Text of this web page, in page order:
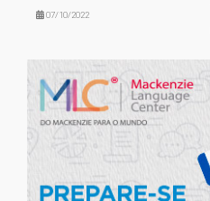
07/10/2022